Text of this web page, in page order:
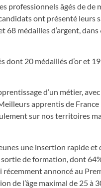
âgés de de
ont présenté
68 médailles d’argent,
20 médaillés d’or et
d’un métier,
apprentis de
sur nos territoires
une insertion rapide
de formation, dont
récemment annoncé au
de l’âge maximal de 25 à